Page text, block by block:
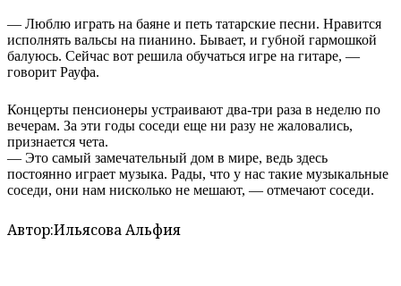
— Люблю играть на баяне и петь татарские песни. Нравится
исполнять вальсы на пианино. Бывает, и губной гармошкой
балуюсь. Сейчас вот решила обучаться игре на гитаре, —
говорит Рауфа.
Концерты пенсионеры устраивают два-три раза в неделю по
вечерам. За эти годы соседи еще ни разу не жаловались,
признается чета.
— Это самый замечательный дом в мире, ведь здесь
постоянно играет музыка. Рады, что у нас такие музыкальные
соседи, они нам нисколько не мешают, — отмечают соседи.
Автор:Ильясова Альфия